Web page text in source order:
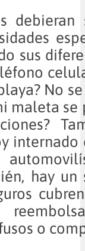
debieran
sus
No
maleta
hay un
o